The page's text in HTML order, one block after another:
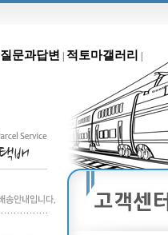
질문과답변 적토마갤러리